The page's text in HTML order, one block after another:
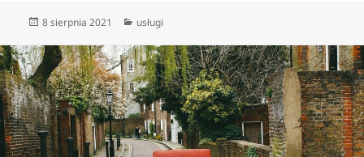
Data
8 sierpnia 2021 Kategorie
usługi